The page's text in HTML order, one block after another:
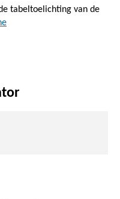
tabeltoelichting van de